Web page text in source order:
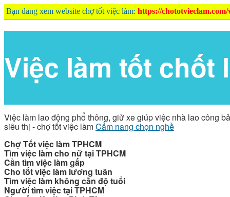
Bạn đang xem website chợ tốt việc làm: https://